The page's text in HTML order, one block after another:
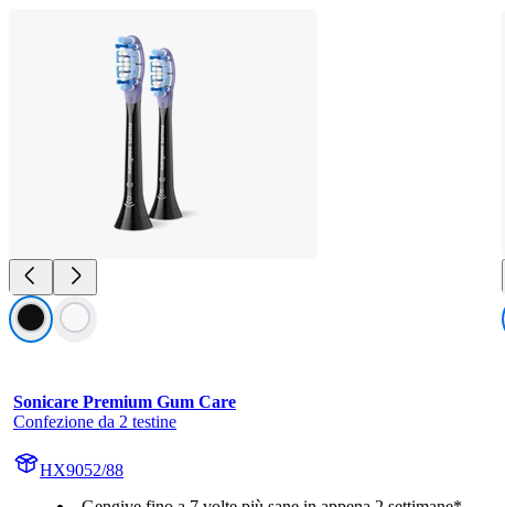
Sonicare Premium Gum Care
Confezione da 2 testine
HX9052/88